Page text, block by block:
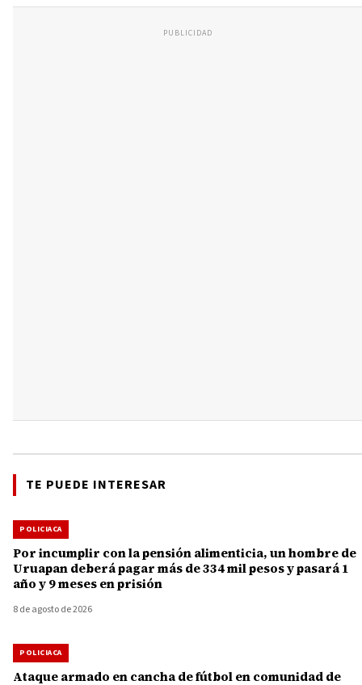
PUBLICIDAD
TE PUEDE INTERESAR
POLICIACA
Por incumplir con la pensión alimenticia, un hombre de
Uruapan deberá pagar más de 334 mil pesos y pasará 1
año y 9 meses en prisión
8 de agosto de 2026
POLICIACA
Ataque armado en cancha de fútbol en comunidad de